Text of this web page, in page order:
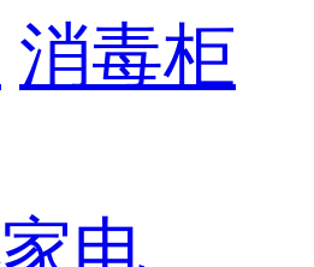
消毒柜
电